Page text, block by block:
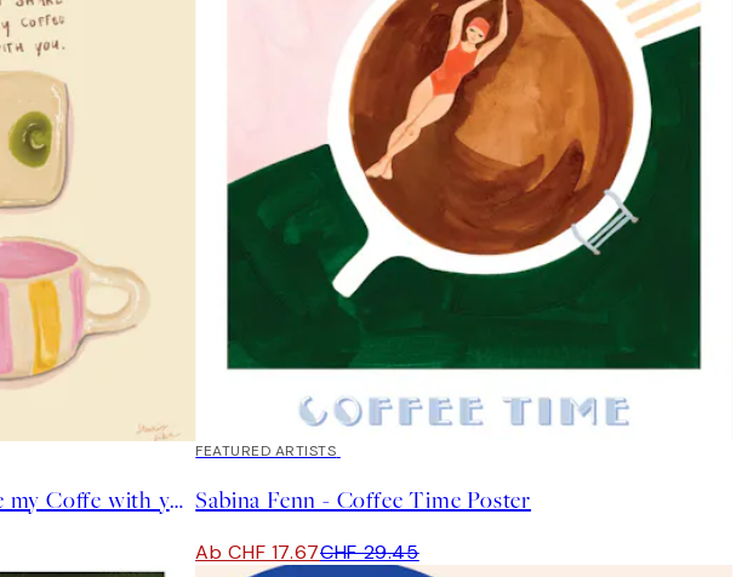
Loïs Langenberg - Willing to share my Coffe with you Poster
40%*
FEATURED ARTISTS
Sabina Fenn - Coffee Time Poster
Ab CHF 17.67CHF 29.45